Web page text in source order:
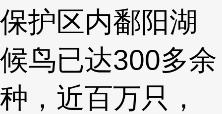
保护区内鄱阳湖
候鸟已达300多余
种，近百万只，